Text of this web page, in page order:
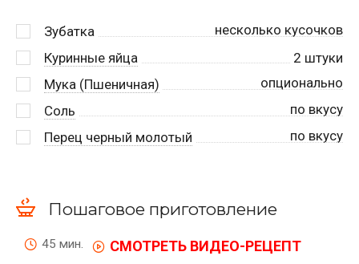
Зубатка
несколько кусочков
Куринные яйца
2 штуки
Мука (Пшеничная)
опционально
Соль
по вкусу
Перец черный молотый
по вкусу
Пошаговое приготовление
45 мин. СМОТРЕТЬ ВИДЕО-РЕЦЕПТ